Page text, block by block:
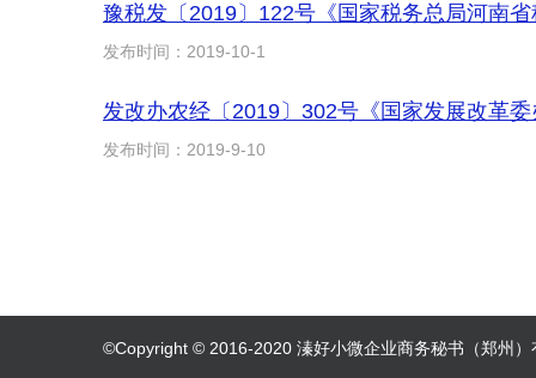
豫税发〔2019〕122号《国家税务总局河南
发布时间：2019-10-1
发布时间：2019-9-10
©Copyright © 2016-2020 溱好小微企业商务秘书（郑州）